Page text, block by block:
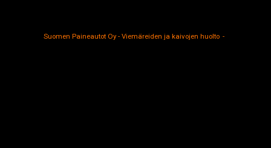
Suomen Paineautot Oy - Viemäreiden ja kaivojen huolto